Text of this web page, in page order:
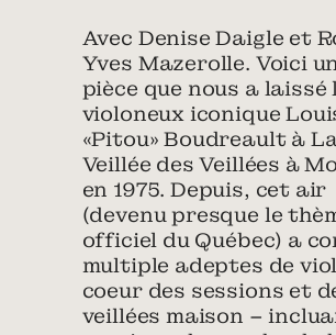
Avec Denise Daigle et
Yves Mazerolle. Voici
pièce que nous a laissé
violoneux iconique
«Pitou» Boudreault à
Veillée des Veillées à
en 1975. Depuis, cet air
(devenu presque le
officiel du Québec) a
multiple adeptes de
coeur des sessions et
veillées maison –